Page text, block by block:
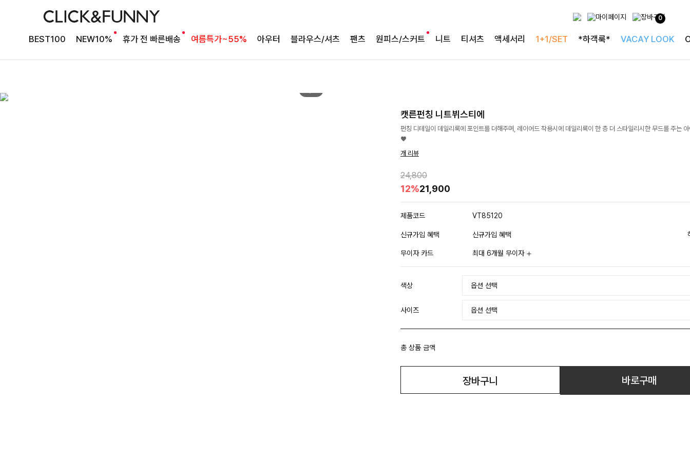
0
BEST100 NEW10% 휴가 전 빠른배송 여름특가~55% 아우터 블라우스/셔츠 팬츠 원피스/스커트 니트 티셔츠 액세서리 1+1/SET *하객룩* VACAY LOOK
캣른펀칭 니트뷔스티에
펀칭 디테일이 데일리룩에 포인트를 더해주며, 레이어드 착용시에 데일리룩이 한 층 더 스타일리시한 무드를 주는
♥
개 리뷰
24,800
12%21,900
제품코드 VT85120
신규가입 혜택 신규가입 혜택
무이자 카드 최대 6개월 무이자
색상
사이즈
총 상품 금액
장바구니 바로구매